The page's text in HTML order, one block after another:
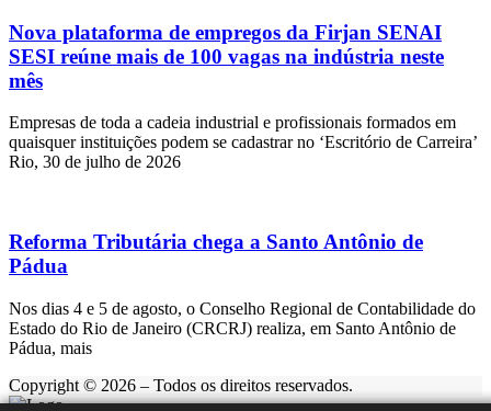
Nova plataforma de empregos da Firjan SENAI
SESI reúne mais de 100 vagas na indústria neste
mês
Empresas de toda a cadeia industrial e profissionais formados em
quaisquer instituições podem se cadastrar no ‘Escritório de Carreira’
Rio, 30 de julho de 2026
Reforma Tributária chega a Santo Antônio de
Pádua
Nos dias 4 e 5 de agosto, o Conselho Regional de Contabilidade do
Estado do Rio de Janeiro (CRCRJ) realiza, em Santo Antônio de
Pádua, mais
Copyright © 2026 – Todos os direitos reservados.